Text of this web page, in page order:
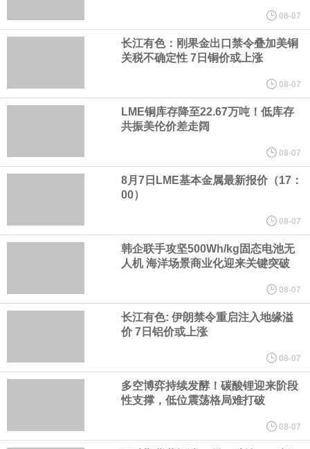
他与赫格塞思就弹药短缺问题发生冲突的报道是“完全没有根据的谣
纽约期银突破64美元/盎司，日内涨3.91%。
据报道，威刚近日在法说会上表示，在需求增加、价格走高及货源
稳定的三大有利因素带动下，预期第3季度营运将优于第2季度，并
美国国会预算办公室（CBO）于当地时间5日发布报告称，美国海军
计划建造的15艘核动力“特朗普级”（Trump-class）战列舰，从研发
到采购的总费用可能高达2750亿美元，为美国有史以来最昂贵的水
面战舰项目之一。 根据CBO的初步估算，首舰造价约234亿美元，
后续14艘平均每艘约180亿美元。
黄金价格有望录得自今年1月以来最大单周涨幅。油价走弱为金价提
08-07
长江有色：刚果金出口禁令叠加美铜
关税不确定性 7日铜价或上涨
08-07
LME铜库存降至22.67万吨！低库存
共振美伦价差走阔
08-07
8月7日LME基本金属最新报价（17：
00）
08-07
韩企联手攻坚500Wh/kg固态电池无
人机 海洋场景商业化迎来关键突破
08-07
长江有色: 伊朗禁令重启注入地缘溢
价 7日铝价或上涨
08-07
多空博弈持续发酵！碳酸锂迎来阶段
性支撑，低位震荡格局难打破
08-07